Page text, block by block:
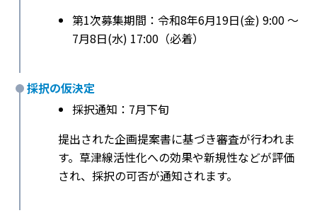
第1次募集期間：令和8年6月19日(金) 9:00 〜
7月8日(水) 17:00（必着）
採択の仮決定
採択通知：7月下旬
提出された企画提案書に基づき審査が行われま
す。草津線活性化への効果や新規性などが評価
され、採択の可否が通知されます。